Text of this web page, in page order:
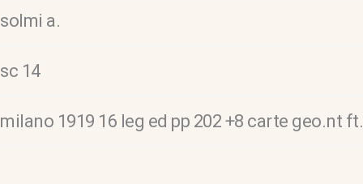
solmi a.
sc 14
milano 1919 16 leg ed pp 202 +8 carte geo.nt ft.